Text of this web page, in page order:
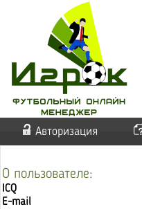
Авторизация
О пользователе:
ICQ
E-mail